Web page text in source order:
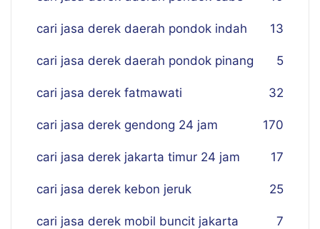
cari jasa derek daerah pondok indah 13
cari jasa derek daerah pondok pinang 5
cari jasa derek fatmawati 32
cari jasa derek gendong 24 jam 170
cari jasa derek jakarta timur 24 jam 17
cari jasa derek kebon jeruk 25
cari jasa derek mobil buncit jakarta 7